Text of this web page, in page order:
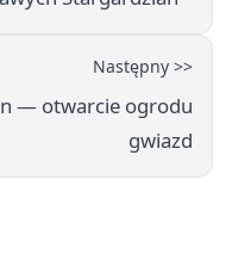
Następny >>
— otwarcie ogrodu
gwiazd